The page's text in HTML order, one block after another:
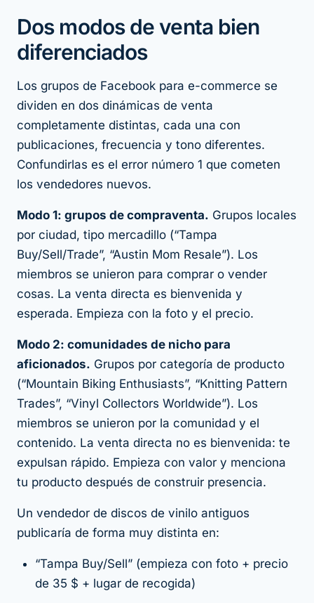
Dos modos de venta bien
diferenciados
Los grupos de Facebook para e-commerce se
dividen en dos dinámicas de venta
completamente distintas, cada una con
publicaciones, frecuencia y tono diferentes.
Confundirlas es el error número 1 que cometen
los vendedores nuevos.
Modo 1: grupos de compraventa. Grupos locales
por ciudad, tipo mercadillo (“Tampa
Buy/Sell/Trade”, “Austin Mom Resale”). Los
miembros se unieron para comprar o vender
cosas. La venta directa es bienvenida y
esperada. Empieza con la foto y el precio.
Modo 2: comunidades de nicho para
aficionados. Grupos por categoría de producto
(“Mountain Biking Enthusiasts”, “Knitting Pattern
Trades”, “Vinyl Collectors Worldwide”). Los
miembros se unieron por la comunidad y el
contenido. La venta directa no es bienvenida: te
expulsan rápido. Empieza con valor y menciona
tu producto después de construir presencia.
Un vendedor de discos de vinilo antiguos
publicaría de forma muy distinta en:
“Tampa Buy/Sell” (empieza con foto + precio
de 35 $ + lugar de recogida)